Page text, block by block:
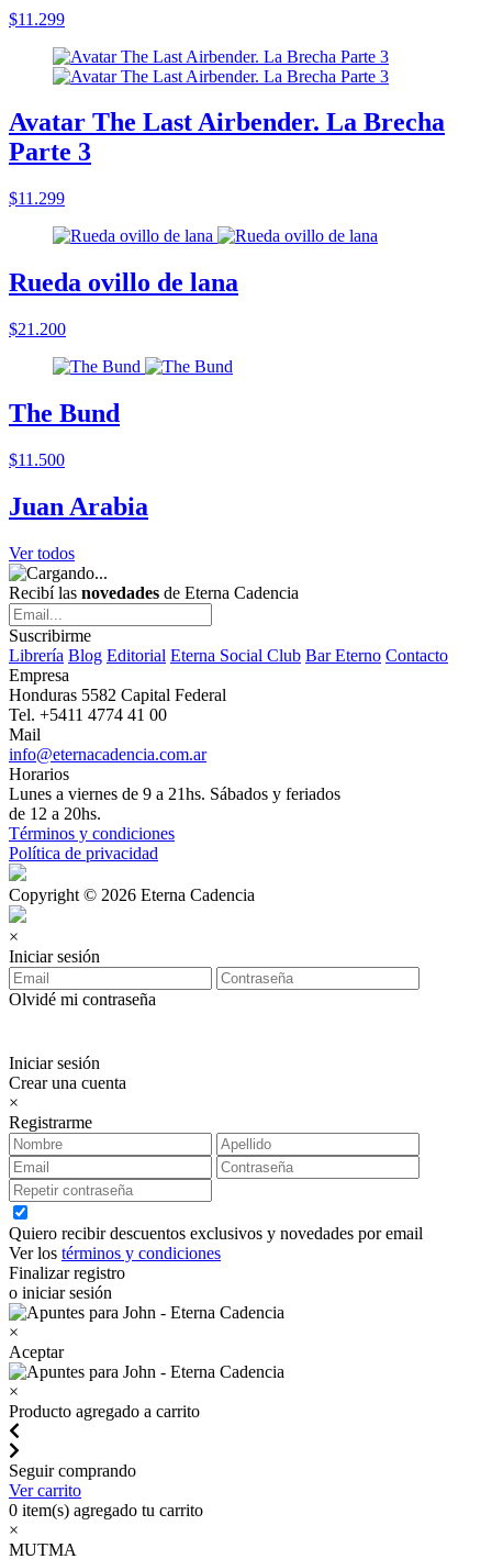
$11.299
Avatar The Last Airbender. La Brecha
Parte 3
$11.299
Rueda ovillo de lana
$21.200
The Bund
$11.500
Juan Arabia
Ver todos
Recibí las novedades de Eterna Cadencia
Suscribirme
Librería Blog Editorial Eterna Social Club Bar Eterno Contacto
Empresa
Honduras 5582 Capital Federal
Tel. +5411 4774 41 00
Mail
info@eternacadencia.com.ar
Horarios
Lunes a viernes de 9 a 21hs. Sábados y feriados
de 12 a 20hs.
Términos y condiciones
Política de privacidad
Copyright © 2026 Eterna Cadencia
×
Iniciar sesión
Olvidé mi contraseña
Iniciar sesión
Crear una cuenta
×
Registrarme
Quiero recibir descuentos exclusivos y novedades por email
Ver los términos y condiciones
Finalizar registro
o iniciar sesión
×
Aceptar
×
Producto agregado a carrito
Seguir comprando
Ver carrito
0 item(s) agregado tu carrito
×
MUTMA